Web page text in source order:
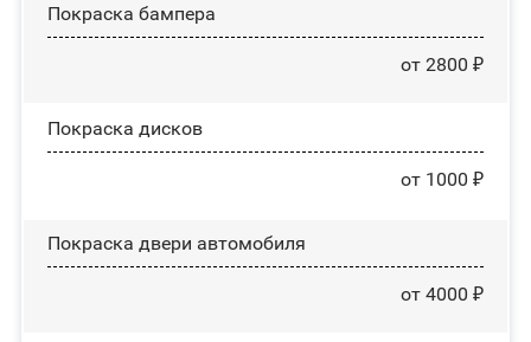
Покраска бампера
от 2800 ₽
Покраска дисков
от 1000 ₽
Покраска двери автомобиля
от 4000 ₽